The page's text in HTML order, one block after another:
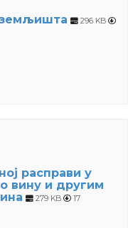
земљишта
296 KB
расправи у
вину и другим
279 KB
17